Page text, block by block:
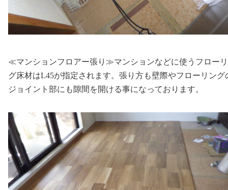
≪マンションフロアー張り≫マンションなどに使うフロー
グ床材はL45が指定されます。張り方も壁際やフローリング
ジョイント部にも隙間を開ける事になっております。